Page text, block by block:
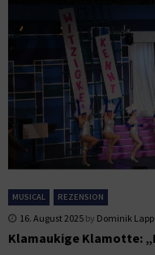
MUSICAL REZENSION
16. August 2025 by Dominik Lapp
Klamaukige Klamotte: